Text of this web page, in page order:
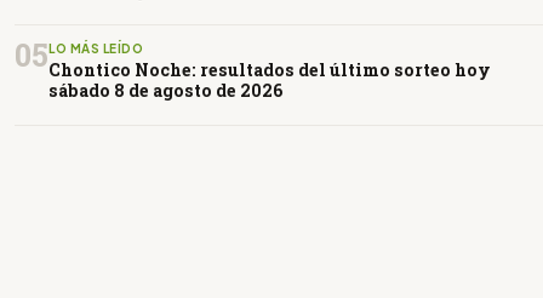
05LO MÁS LEÍDO
Chontico Noche: resultados del último sorteo hoy
sábado 8 de agosto de 2026